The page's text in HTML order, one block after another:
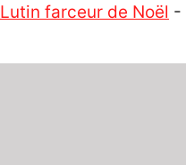
Lutin farceur de Noël -